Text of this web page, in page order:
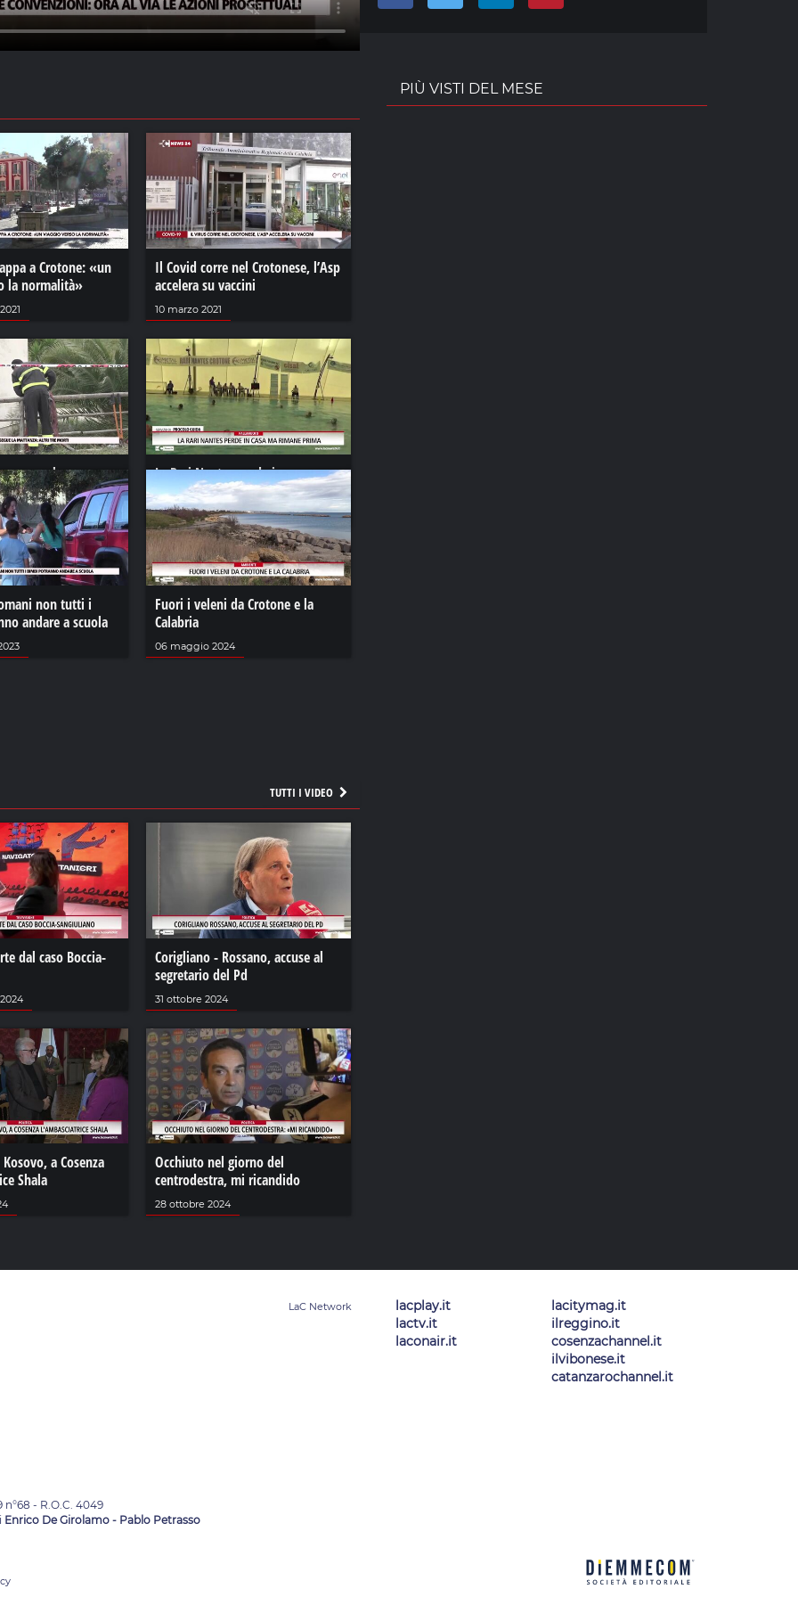
a Crotone: «un
la normalità»
Il Covid corre nel Crotonese, l’Asp
accelera su vaccini
10 marzo 2021
la
tre morti
La Rari Nantes perde in casa ma
rimane prima
20 febbraio 2024
non tutti i
andare a scuola
Fuori i veleni da Crotone e la
Calabria
06 maggio 2024
TUTTI I VIDEO
dal caso Boccia-
Corigliano - Rossano, accuse al
segretario del Pd
31 ottobre 2024
a Cosenza
Shala
Occhiuto nel giorno del
centrodestra, mi ricandido
28 ottobre 2024
PIÙ VISTI DEL MESE
lacplay.it
lactv.it
laconair.it
lacitymag.it
ilreggino.it
cosenzachannel.it
ilvibonese.it
catanzarochannel.it
- R.O.C. 4049
Enrico De Girolamo - Pablo Petrasso